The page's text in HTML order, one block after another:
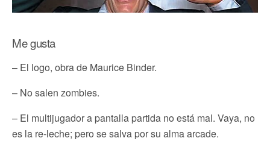
Me gusta
– El logo, obra de Maurice Binder.
– No salen zombies.
– El multijugador a pantalla partida no está mal. Vaya, no
es la re-leche; pero se salva por su alma arcade.